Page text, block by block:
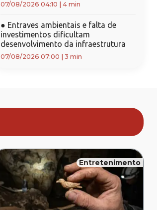
07/08/2026 04:10 4 min
● Entraves ambientais e falta de
investimentos dificultam
desenvolvimento da infraestrutura
07/08/2026 07:00 3 min
Entretenimento